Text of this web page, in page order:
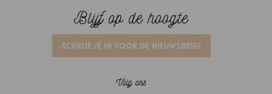
Blijf op de hoogte
Schrijf je in voor de nieuwsbrief
Volg ons